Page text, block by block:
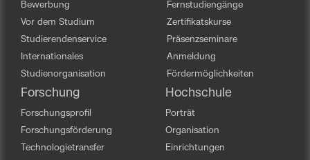
Bewerbung
Vor dem Studium
Studierendenservice
Internationales
Studienorganisation
Fernstudiengänge
Zertifikatskurse
Präsenzseminare
Anmeldung
Fördermöglichkeiten
Forschung
Forschungsprofil
Forschungsförderung
Technologietransfer
Hochschule
Porträt
Organisation
Einrichtungen